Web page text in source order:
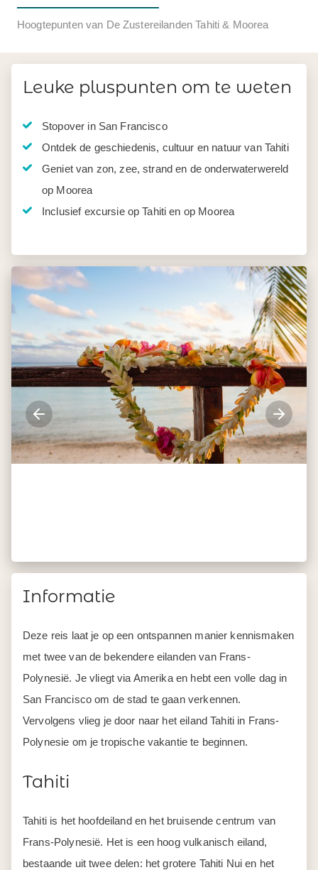
Hoogtepunten van De Zustereilanden Tahiti & Moorea
Leuke pluspunten om te weten
Stopover in San Francisco
Ontdek de geschiedenis, cultuur en natuur van Tahiti
Geniet van zon, zee, strand en de onderwaterwereld
op Moorea
Inclusief excursie op Tahiti en op Moorea
Informatie
Deze reis laat je op een ontspannen manier kennismaken
met twee van de bekendere eilanden van Frans-
Polynesië. Je vliegt via Amerika en hebt een volle dag in
San Francisco om de stad te gaan verkennen.
Vervolgens vlieg je door naar het eiland Tahiti in Frans-
Polynesie om je tropische vakantie te beginnen.
Tahiti
Tahiti is het hoofdeiland en het bruisende centrum van
Frans-Polynesië. Het is een hoog vulkanisch eiland,
bestaande uit twee delen: het grotere Tahiti Nui en het